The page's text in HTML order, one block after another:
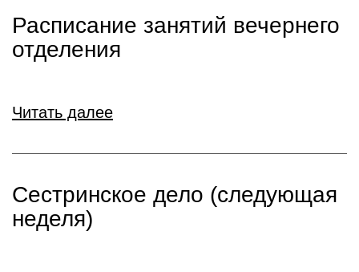
Расписание занятий вечернего
отделения
Читать далее
Сестринское дело (следующая
неделя)